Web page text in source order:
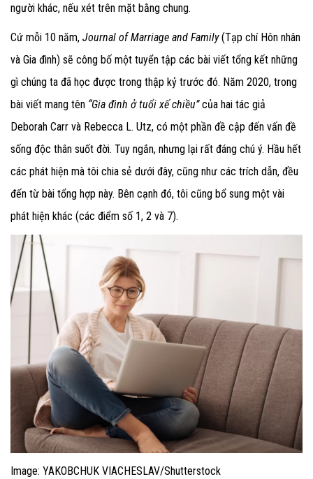
người khác, nếu xét trên mặt bằng chung.
Cứ mỗi 10 năm, Journal of Marriage and Family(Tạp chí Hôn nhân
và Gia đình) sẽ công bố một tuyển tập các bài viết tổng kết những
gì chúng ta đã học được trong thập kỷ trước đó. Năm 2020, trong
bài viết mang tên “Gia đình ở tuổi xế chiều”của hai tác giả
Deborah Carr và Rebecca L. Utz, có một phần đề cập đến vấn đề
sống độc thân suốt đời. Tuy ngắn, nhưng lại rất đáng chú ý. Hầu hết
các phát hiện mà tôi chia sẻ dưới đây, cũng như các trích dẫn, đều
đến từ bài tổng hợp này. Bên cạnh đó, tôi cũng bổ sung một vài
phát hiện khác (các điểm số 1, 2 và 7).
Image: YAKOBCHUK VIACHESLAV/Shutterstock